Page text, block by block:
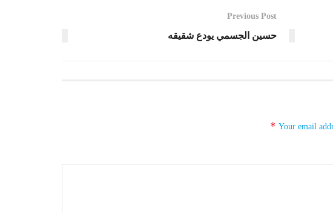
Previous Post
حسين الجسمي يودع شقيقه
Your email
*